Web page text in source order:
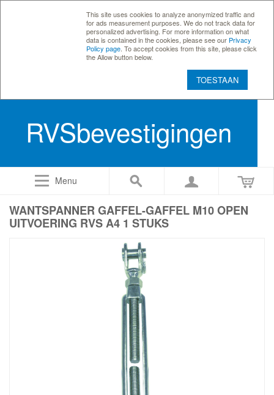
This site uses cookies to analyze anonymized traffic and
for ads measurement purposes. We do not track data for
personalized advertising. For more information on what
data is contained in the cookies, please see our Privacy
Policy page . To accept cookies from this site, please click
the Allow button below.
TOESTAAN
RVSbevestigingen
Menu
WANTSPANNER GAFFEL-GAFFEL M10 OPEN
UITVOERING RVS A4 1 STUKS